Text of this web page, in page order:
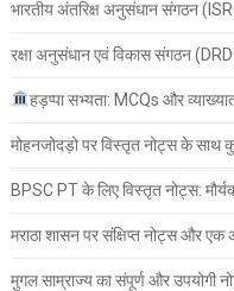
भारतीय अंतरिक्ष अनुसंधान संगठन
रक्षा अनुसंधान एवं विकास संगठन
हड़प्पा सभ्यता: MCQs और
मोहनजोदड़ो पर विस्तृत नोट्स के साथ
BPSC PT के लिए विस्तृत नोट्स:
मराठा शासन पर संक्षिप्त नोट्स और
मुगल साम्राज्य का संपूर्ण और उपयोगी